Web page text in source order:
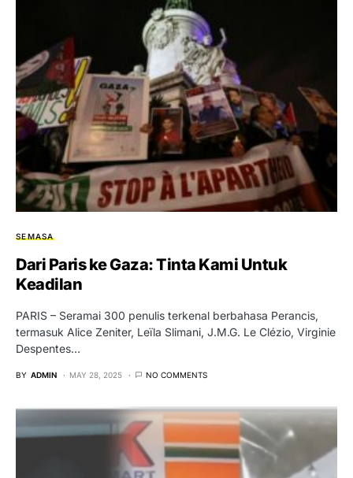
SEMASA
Dari Paris ke Gaza: Tinta Kami Untuk
Keadilan
PARIS – Seramai 300 penulis terkenal berbahasa Perancis,
termasuk Alice Zeniter, Leïla Slimani, J.M.G. Le Clézio, Virginie
Despentes…
BY ADMIN MAY 28, 2025 NO COMMENTS